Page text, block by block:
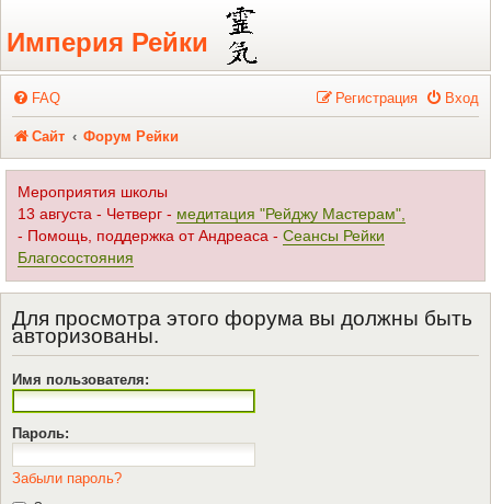
Регистрация
Империя Рейки
FAQ Вход
Регистрация
Сайт Форум Рейки
Мероприятия школы
13 августа - Четверг - медитация "Рейджу Мастерам",
- Помощь, поддержка от Андреаса - Сеансы Рейки
Благосостояния
Для просмотра этого форума вы должны быть
авторизованы.
Имя пользователя:
Пароль:
Забыли пароль?